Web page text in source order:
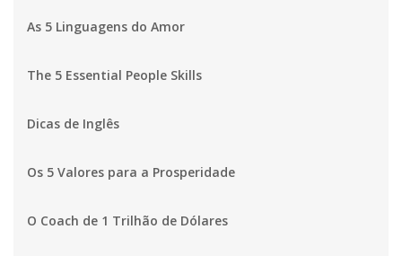
As 5 Linguagens do Amor
The 5 Essential People Skills
Dicas de Inglês
Os 5 Valores para a Prosperidade
O Coach de 1 Trilhão de Dólares